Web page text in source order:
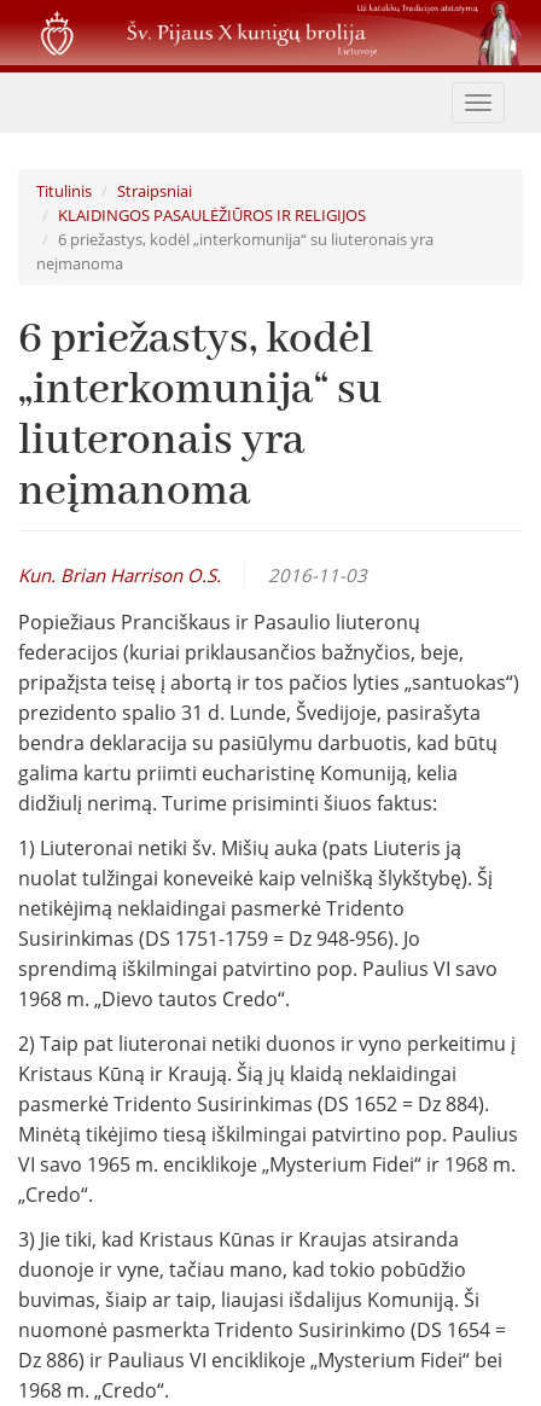
Pereiti
į
pagrindinį
Toggle
Titulinis
Straipsniai
KLAIDINGOS PASAULĖŽIŪROS IR RELIGIJOS
6 priežastys, kodėl „interkomunija“ su liuteronais yra
neįmanoma
6 priežastys, kodėl
„interkomunija“ su
liuteronais yra
neįmanoma
Kun. Brian Harrison O.S. 2016-11-03
Popiežiaus Pranciškaus ir Pasaulio liuteronų
federacijos (kuriai priklausančios bažnyčios, beje,
pripažįsta teisę į abortą ir tos pačios lyties „santuokas“)
prezidento spalio 31 d. Lunde, Švedijoje, pasirašyta
bendra deklaracija su pasiūlymu darbuotis, kad būtų
galima kartu priimti eucharistinę Komuniją, kelia
didžiulį nerimą. Turime prisiminti šiuos faktus:
1) Liuteronai netiki šv. Mišių auka (pats Liuteris ją
nuolat tulžingai koneveikė kaip velnišką šlykštybę). Šį
netikėjimą neklaidingai pasmerkė Tridento
Susirinkimas (DS 1751-1759 = Dz 948-956). Jo
sprendimą iškilmingai patvirtino pop. Paulius VI savo
1968 m. „Dievo tautos Credo“.
2) Taip pat liuteronai netiki duonos ir vyno perkeitimu į
Kristaus Kūną ir Kraują. Šią jų klaidą neklaidingai
pasmerkė Tridento Susirinkimas (DS 1652 = Dz 884).
Minėtą tikėjimo tiesą iškilmingai patvirtino pop. Paulius
VI savo 1965 m. enciklikoje „Mysterium Fidei“ ir 1968 m.
„Credo“.
3) Jie tiki, kad Kristaus Kūnas ir Kraujas atsiranda
duonoje ir vyne, tačiau mano, kad tokio pobūdžio
buvimas, šiaip ar taip, liaujasi išdalijus Komuniją. Ši
nuomonė pasmerkta Tridento Susirinkimo (DS 1654 =
Dz 886) ir Pauliaus VI enciklikoje „Mysterium Fidei“ bei
1968 m. „Credo“.